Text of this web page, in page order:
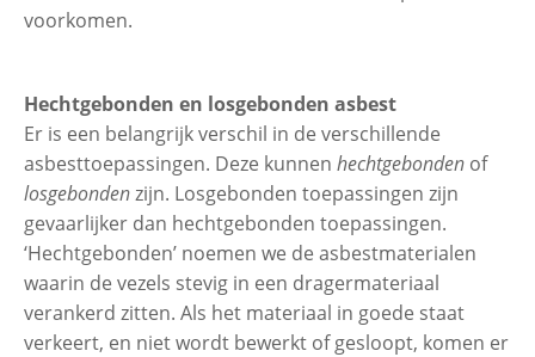
voorkomen.
Hechtgebonden en losgebonden asbest
Er is een belangrijk verschil in de verschillende
asbesttoepassingen. Deze kunnen hechtgebonden of
losgebondenzijn. Losgebonden toepassingen zijn
gevaarlijker dan hechtgebonden toepassingen.
‘Hechtgebonden’ noemen we de asbestmaterialen
waarin de vezels stevig in een dragermateriaal
verankerd zitten. Als het materiaal in goede staat
verkeert, en niet wordt bewerkt of gesloopt, komen er